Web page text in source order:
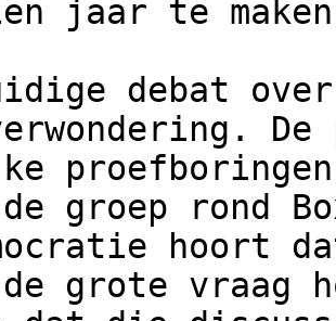
jaar te
groep rond
hoort
grote vraag